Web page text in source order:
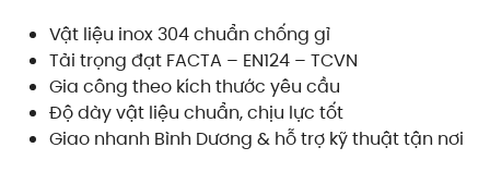
Vật liệu inox 304 chuẩn chống gỉ
Tải trọng đạt FACTA – EN124 – TCVN
Gia công theo kích thước yêu cầu
Độ dày vật liệu chuẩn, chịu lực tốt
Giao nhanh Bình Dương & hỗ trợ kỹ thuật tận nơi